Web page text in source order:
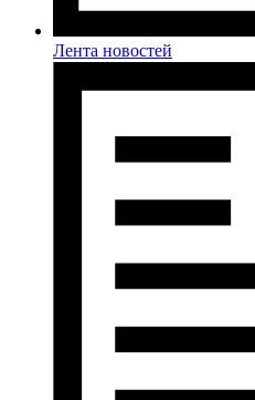
Лента новостей